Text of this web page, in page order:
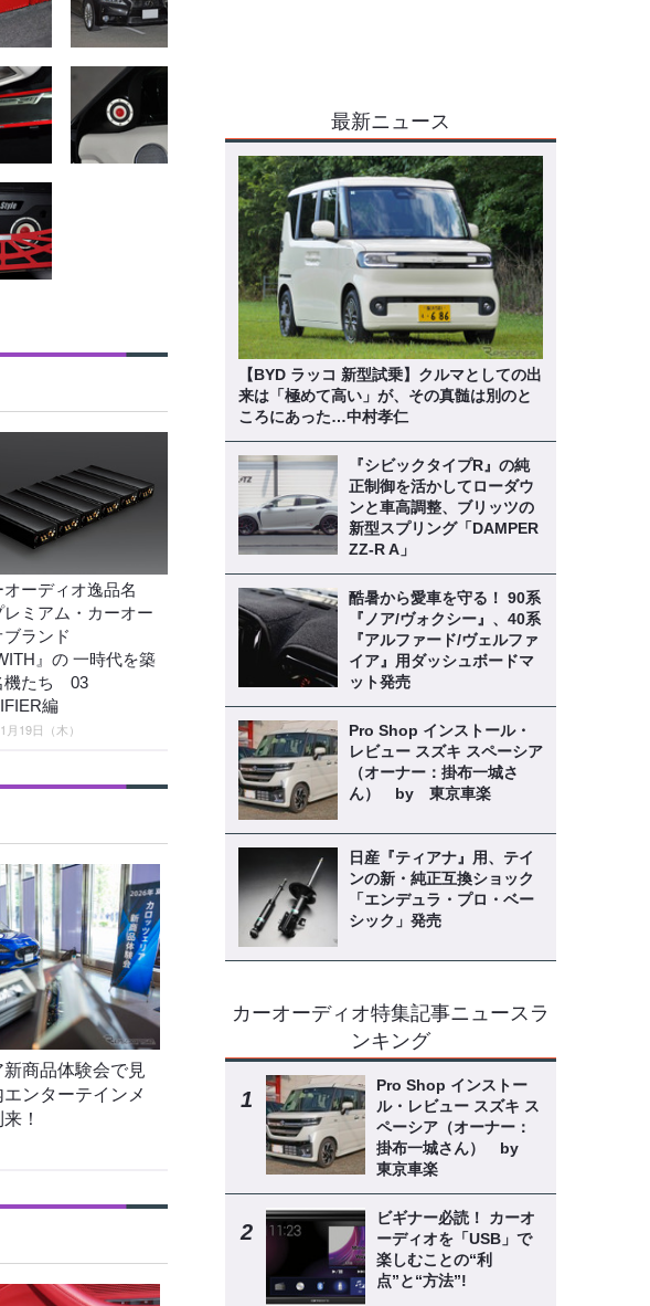
オーディオ逸品名
レミアム・カーオー
ブランド
』の 一時代を築
機たち 03
編
月19日（木）
商品体験会で見
ンターテインメ
！
最新ニュース
【BYD ラッコ 新型試乗】クルマとしての出
来は「極めて高い」が、その真髄は別のと
ころにあった…中村孝仁
『シビックタイプR』の純
正制御を活かしてローダウ
ンと車高調整、ブリッツの
新型スプリング「DAMPER
ZZ-R A」
酷暑から愛車を守る！ 90系
『ノア/ヴォクシー』、40系
『アルファード/ヴェルファ
イア』用ダッシュボードマ
ット発売
Pro Shop インストール・
レビュー スズキ スペーシア
（オーナー：掛布一城さ
ん） by 東京車楽
日産『ティアナ』用、テイ
ンの新・純正互換ショック
「エンデュラ・プロ・ベー
シック」発売
カーオーディオ特集記事ニュースラ
ンキング
Pro Shop インストー
ル・レビュー スズキ ス
ペーシア（オーナー：
掛布一城さん） by
東京車楽
ビギナー必読！ カーオ
ーディオを「USB」で
楽しむことの“利
点”と“方法”!